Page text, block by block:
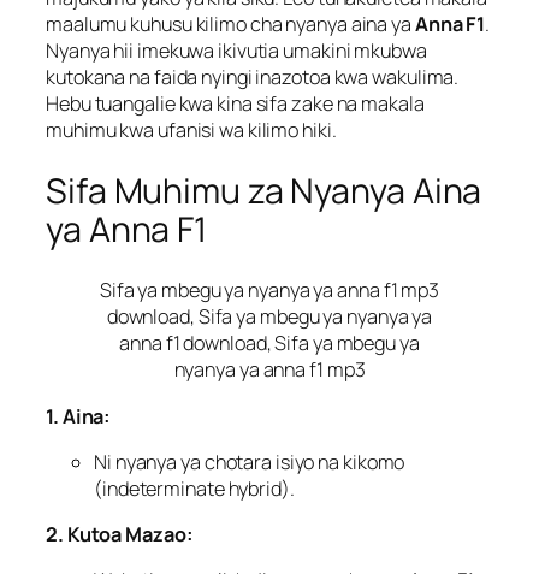
maalumu kuhusu kilimo cha nyanya aina yaAnna F1.
Nyanya hii imekuwa ikivutia umakini mkubwa
kutokana na faida nyingi inazotoa kwa wakulima.
Hebu tuangalie kwa kina sifa zake na makala
muhimu kwa ufanisi wa kilimo hiki.
Sifa Muhimu za Nyanya Aina
ya Anna F1
Sifa ya mbegu ya nyanya ya anna f1 mp3
download, Sifa ya mbegu ya nyanya ya
anna f1 download, Sifa ya mbegu ya
nyanya ya anna f1 mp3
1. Aina:
Ni nyanya ya chotara isiyo na kikomo
(indeterminate hybrid).
2. Kutoa Mazao: